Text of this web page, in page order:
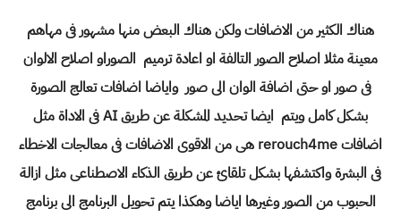
هناك الكثير من الاضافات ولكن هناك البعض منها مشهور فى مهاهم
معينة مثلا اصلاح الصور التالفة او اعادة ترميم الصوراو اصلاح الالوان
فى صور او حتى اضافة الوان الى صور واياضا اضافات تعالج الصورة
بشكل كامل ويتم ايضا تحديد المشكلة عن طريق AI فى الاداة مثل
اضافات rerouch4me هى من الاقوى الاضافات فى معالجات الاخطاء
فى البشرة واكتشفها بشكل تلقائ عن طريق الذكاء الاصطناعى مثل ازالة
الحبوب من الصور وغيرها اياضا وهكذا يتم تحويل البرنامج الى برنامج